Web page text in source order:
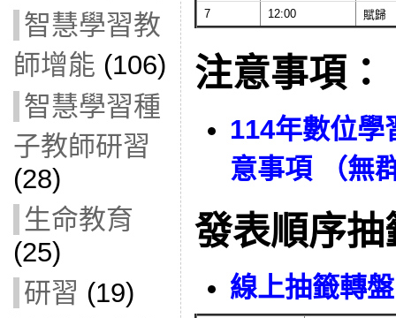
智慧學習教
師增能 (106)
智慧學習種
子教師研習
(28)
生命教育
(25)
研習 (19)
7
12:00 賦歸
注意事項：
114年數位學
意事項 （無
發表順序抽
線上抽籤轉盤